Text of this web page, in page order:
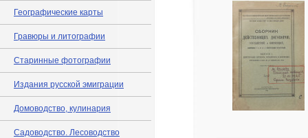
Географические карты
Гравюры и литографии
Старинные фотографии
Издания русской эмиграции
Домоводство, кулинария
Садоводство. Лесоводство